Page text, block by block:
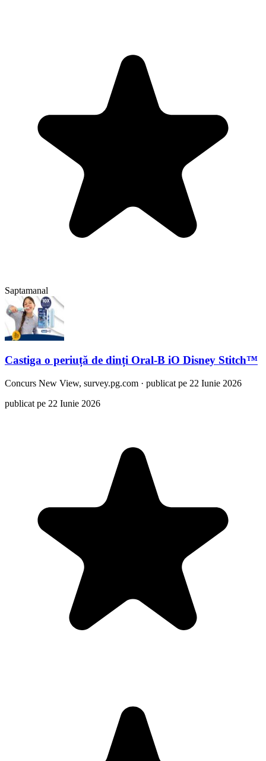
Saptamanal
Castiga o periuță de dinți Oral-B iO Disney Stitch™
Concurs New View, survey.pg.com · publicat pe 22 Iunie 2026
publicat pe 22 Iunie 2026